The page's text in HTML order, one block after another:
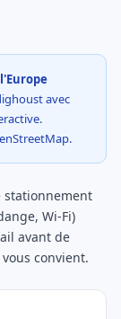
avec
stationnement
Wi-Fi)
avant de
convient.